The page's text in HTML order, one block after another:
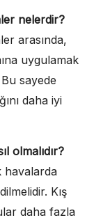
nelerdir?
arasında,
uygulamak
sayede
daha iyi
olmalıdır?
havalarda
Kış
daha fazla